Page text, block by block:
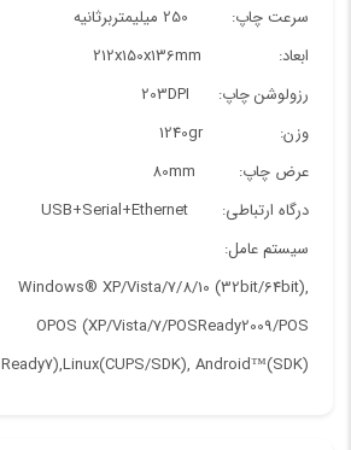
سرعت چاپ: 250 میلیمتربرثانیه
ابعاد: 212x150x136mm
رزولوشن چاپ: 203DPI
وزن: 1240gr
عرض چاپ: 80mm
درگاه ارتباطی: USB+Serial+Ethernet
سیستم عامل:
Windows® XP/Vista/7/8/10 (32bit/64bit),
OPOS (XP/Vista/7/POSReady2009/POS
Ready7),Linux(CUPS/SDK), Android™(SDK)